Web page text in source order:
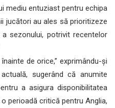
mediu entuziast pentru echipa
jucători au ales să prioritizeze
sezonului, potrivit recentelor
de orice,” exprimându-și
sugerând că anumite
a asigura disponibilitatea
perioadă critică pentru Anglia,